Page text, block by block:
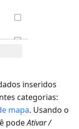
inseridos
categorias:
mapa. Usando o
podeAtivar /